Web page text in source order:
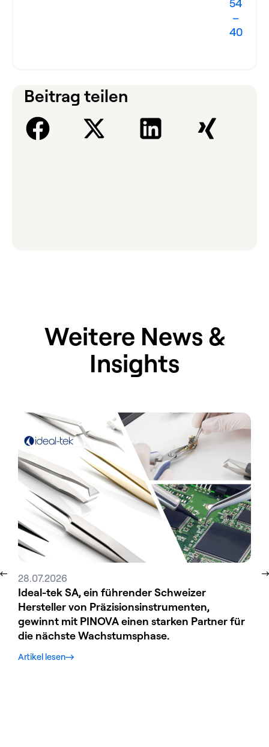
54
–
40
Beitrag teilen
Weitere News &
Insights
28.07.2026
Ideal-tek SA, ein führender Schweizer
Hersteller von Präzisionsinstrumenten,
gewinnt mit PINOVA einen starken Partner für
die nächste Wachstumsphase.
Artikel lesen